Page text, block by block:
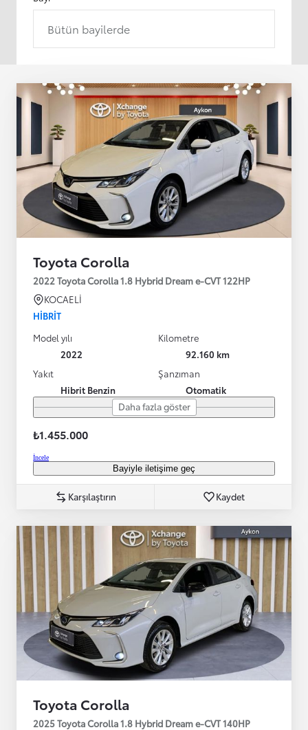
Bütün bayilerde
Toyota Corolla
2022 Toyota Corolla 1.8 Hybrid Dream e-CVT 122HP
KOCAELİ
HIBRIT
Model yılı
2022
Kilometre
92.160 km
Yakıt
Hibrit Benzin
Şanzıman
Otomatik
Daha fazla göster
₺1.455.000
İncele
Bayiyle iletişime geç
Karşılaştırın Kaydet
Toyota Corolla
2025 Toyota Corolla 1.8 Hybrid Dream e-CVT 140HP